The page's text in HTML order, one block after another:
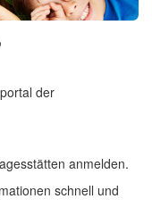
der
anmelden.
schnell und
n